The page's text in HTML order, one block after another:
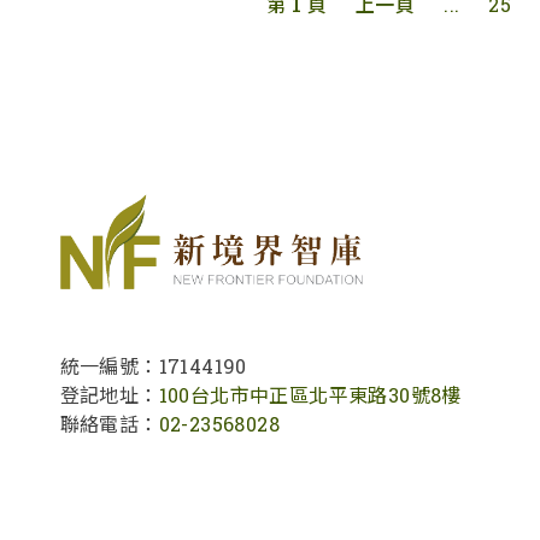
統一編號：17144190
登記地址： 100台北市中正區北平東路30號8樓
聯絡電話： 02-23568028